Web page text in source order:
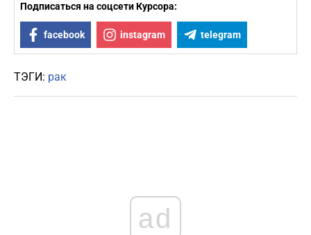
Подписаться на соцсети Курсора:
facebook instagram telegram
ТЭГИ: рак
ad